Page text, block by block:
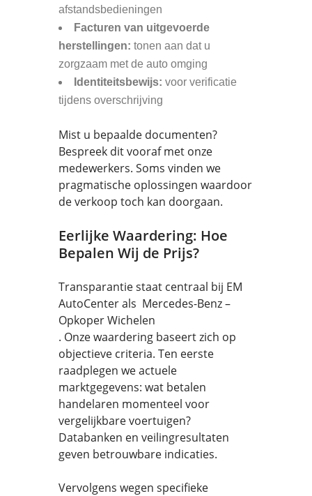
afstandsbedieningen
Facturen van uitgevoerde
herstellingen: tonen aan dat u
zorgzaam met de auto omging
Identiteitsbewijs: voor verificatie
tijdens overschrijving
Mist u bepaalde documenten?
Bespreek dit vooraf met onze
medewerkers. Soms vinden we
pragmatische oplossingen waardoor
de verkoop toch kan doorgaan.
Eerlijke Waardering: Hoe
Bepalen Wij de Prijs?
Transparantie staat centraal bij EM
AutoCenter als Mercedes-Benz –
Opkoper Wichelen
. Onze waardering baseert zich op
objectieve criteria. Ten eerste
raadplegen we actuele
marktgegevens: wat betalen
handelaren momenteel voor
vergelijkbare voertuigen?
Databanken en veilingresultaten
geven betrouwbare indicaties.
Vervolgens wegen specifieke